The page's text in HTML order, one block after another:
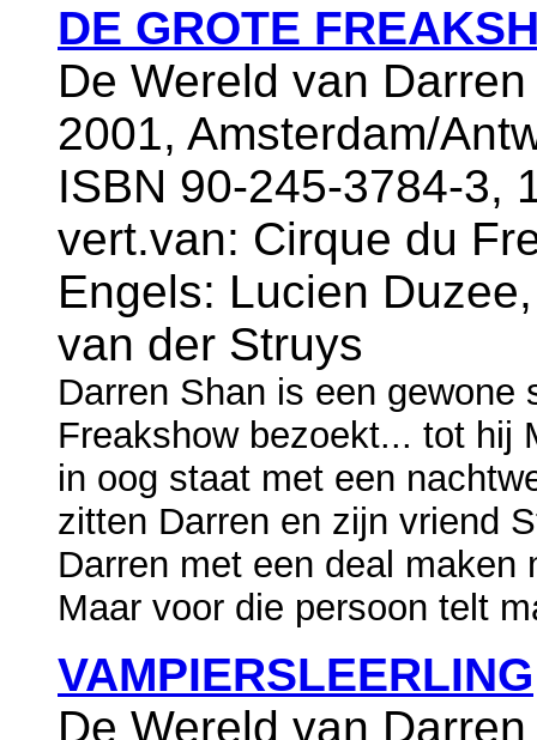
DE GROTE
De Wereld van
2001, Amsterdam/
ISBN 90-245-3784-3,
vert.van: Cirque du
Engels: Lucien
van der Struys
Darren Shan is een
Freakshow bezoekt... tot hij
in oog staat met een
zitten Darren en zijn vriend
Darren met een deal
Maar voor die persoon telt
VAMPIERSLEERLING
De Wereld van